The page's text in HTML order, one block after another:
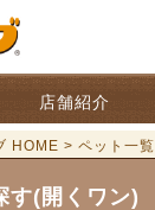
店舗紹介
HOME > ペット一覧
す(開くワン)